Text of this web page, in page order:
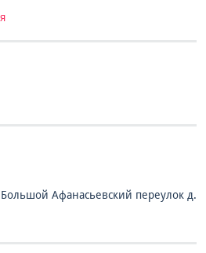
Афанасьевский переулок д.